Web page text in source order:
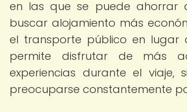
en las que se puede ahorrar
buscar alojamiento más
el transporte público en lugar
permite disfrutar de más
experiencias durante el viaje,
preocuparse constantemente